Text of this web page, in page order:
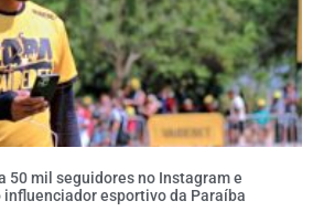
50 mil seguidores no Instagram e
esportivo da Paraíba